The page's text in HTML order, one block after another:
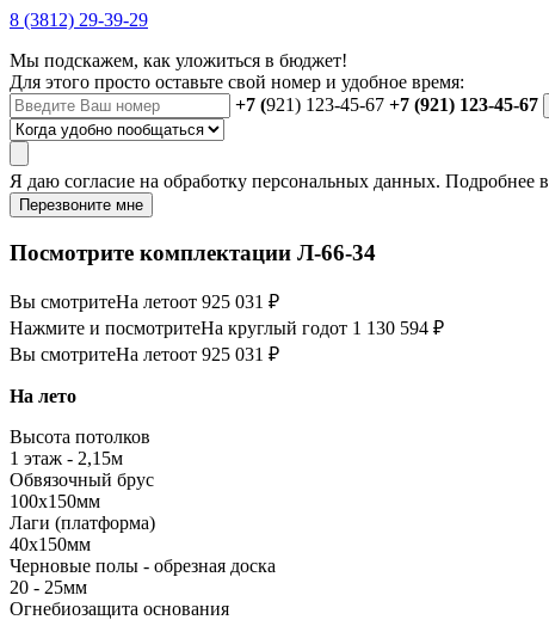
8 (3812) 29-39-29
Мы подскажем, как уложиться в бюджет!
Для этого просто оставьте свой номер и удобное время:
+7 (921) 123-45-67 +7 (921) 123-45-67
Я даю согласие на обработку персональных данных. Подробнее в
Перезвоните мне
Посмотрите комплектации Л-66-34
Вы смотритеНа летоот 925 031 ₽
Нажмите и посмотритеНа круглый годот 1 130 594 ₽
Вы смотритеНа летоот 925 031 ₽
На лето
Высота потолков
1 этаж - 2,15м
Обвязочный брус
100х150мм
Лаги (платформа)
40х150мм
Черновые полы - обрезная доска
20 - 25мм
Огнебиозащита основания